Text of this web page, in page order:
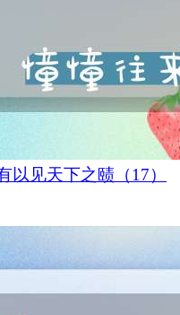
以见天下之赜（17）